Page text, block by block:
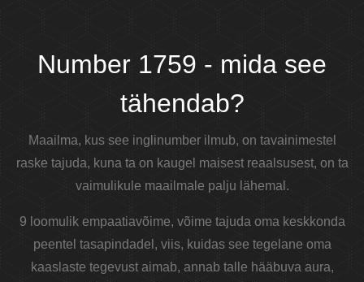
Number 1759 - mida see
tähendab?
Maailma, kus see inglinumber ilmub, on tavainimestel
raske tajuda, kuna ta on kaugel maisest reaalsusest, on ta
vaimulikule maailmale palju lähemal.
9 loomulik empaatiavõime, võime tajuda oma keskkonda
peentel tasapindadel, viis, kuidas see tegelane oma
kaaslaste tegevust aimab, annab talle hääbuva aura,